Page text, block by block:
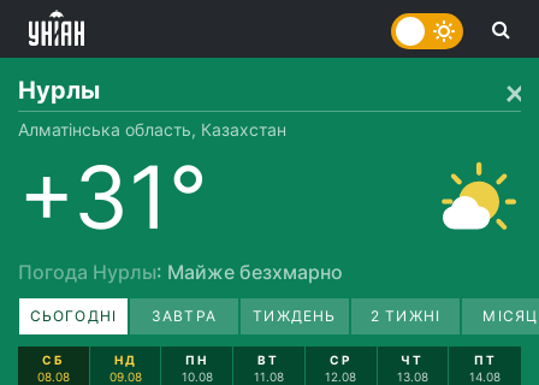
Нурлы
Алматінська область, Казахстан
+31°
Погода Нурлы: Майже безхмарно
СЬОГОДНІ ЗАВТРА ТИЖДЕНЬ 2 ТИЖНІ
СБ
08.08
НД
09.08
ПН
10.08
ВТ
11.08
СР
12.08
ЧТ
13.08
ПТ
14.08